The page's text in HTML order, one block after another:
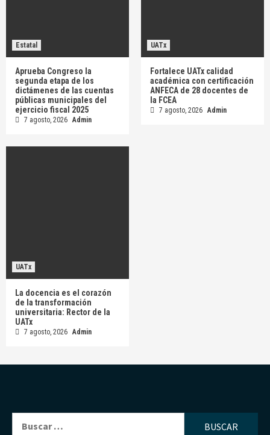
Estatal
Aprueba Congreso la
segunda etapa de los
dictámenes de las cuentas
públicas municipales del
ejercicio fiscal 2025
7 agosto, 2026 Admin
UATx
Fortalece UATx calidad
académica con certificación
ANFECA de 28 docentes de
la FCEA
7 agosto, 2026 Admin
UATx
La docencia es el corazón
de la transformación
universitaria: Rector de la
UATx
7 agosto, 2026 Admin